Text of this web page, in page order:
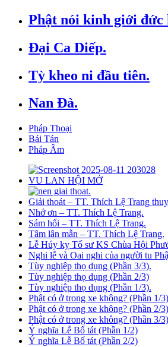
Phật nói kinh giới đức
Đại Ca Diếp.
Tỳ kheo ni đầu tiên.
Nan Đà.
Pháp Thoại
Bái Tán
Pháp Âm
VU LAN HỘI MỞ
Giải thoát – TT. Thích Lệ Trang
Nhớ ơn – TT. Thích Lệ Trang.
Sám hối – TT. Thích Lệ Trang.
Tâm lân mẫn – TT. Thích Lệ Trang.
Lễ Húy kỵ Tổ sư KS Chùa Hội
Nghi lễ và Oai nghi của người tu
Tùy nghiệp thọ dụng (Phần 3/3).
Tùy nghiệp thọ dụng (Phần 2/3)
Tùy nghiệp thọ dụng (Phần 1/3).
Phật có ở trong xe không? (Phần 1/3)
Phật có ở trong xe không? (Phần 2/3)
Phật có ở trong xe không? (Phần 3/3)
Ý nghĩa Lễ Bố tát (Phần 1/2)
Ý nghĩa Lễ Bố tát (Phần 2/2)